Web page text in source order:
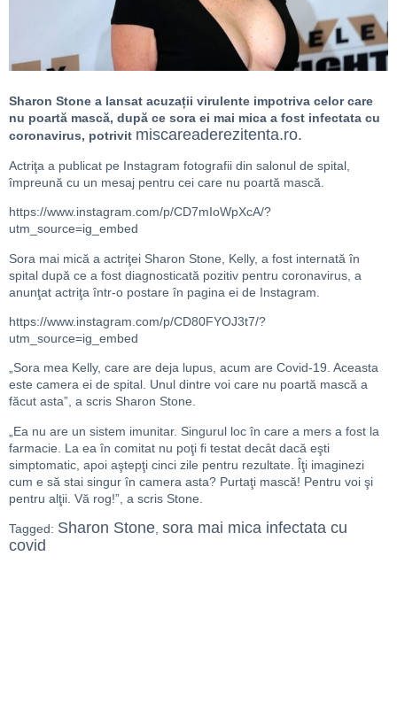
Sharon Stone a lansat acuzații virulente impotriva celor care
nu poartă mască, după ce sora ei mai mica a fost infectata cu
coronavirus, potrivit miscareaderezitenta.ro.
Actriţa a publicat pe Instagram fotografii din salonul de spital,
împreună cu un mesaj pentru cei care nu poartă mască.
https://www.instagram.com/p/CD7mIoWpXcA/?
utm_source=ig_embed
Sora mai mică a actriţei Sharon Stone, Kelly, a fost internată în
spital după ce a fost diagnosticată pozitiv pentru coronavirus, a
anunţat actriţa într-o postare în pagina ei de Instagram.
https://www.instagram.com/p/CD80FYOJ3t7/?
utm_source=ig_embed
„Sora mea Kelly, care are deja lupus, acum are Covid-19. Aceasta
este camera ei de spital. Unul dintre voi care nu poartă mască a
făcut asta”, a scris Sharon Stone.
„Ea nu are un sistem imunitar. Singurul loc în care a mers a fost la
farmacie. La ea în comitat nu poţi fi testat decât dacă eşti
simptomatic, apoi aştepţi cinci zile pentru rezultate. Îţi imaginezi
cum e să stai singur în camera asta? Purtaţi mască! Pentru voi şi
pentru alţii. Vă rog!”, a scris Stone.
Tagged: Sharon Stone sora mai mica infectata cu
covid